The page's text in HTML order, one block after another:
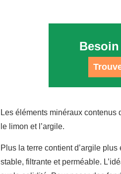
Les éléments minéraux
le limon et l’argile.
Plus la terre contient d’argile
stable, filtrante et perméable.